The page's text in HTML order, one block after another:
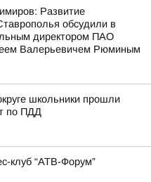
Развитие
обсудили в
директором ПАО
Валерьевичем Рюминым
школьники прошли
по ПДД
клуб “АТВ-Форум”